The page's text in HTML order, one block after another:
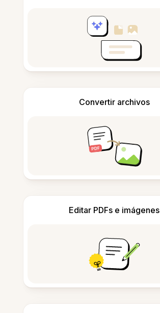
Convertir archivos
Editar PDFs e imágenes